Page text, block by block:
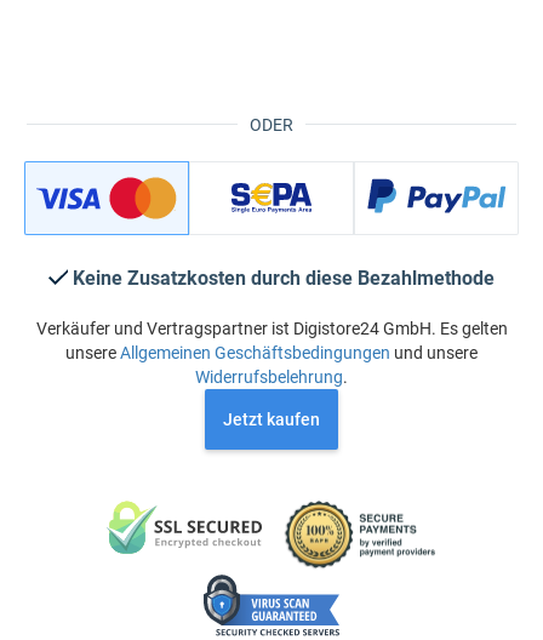
ODER
Keine Zusatzkosten durch diese Bezahlmethode
Verkäufer und Vertragspartner ist Digistore24 GmbH. Es gelten
unsereAllgemeinen Geschäftsbedingungen und unsere
Widerrufsbelehrung.
Jetzt kaufen